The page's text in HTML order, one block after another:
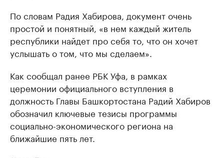
По словам Радия Хабирова, документ очень
простой и понятный, «в нем каждый житель
республики найдет про себя то, что он хочет
услышать о том, что мы сделаем».
Как сообщал ранее РБК Уфа, в рамках
церемонии официального вступления в
должность Главы Башкортостана Радий Хабиров
обозначил ключевые тезисы программы
социально-экономического региона на
ближайшие пять лет.